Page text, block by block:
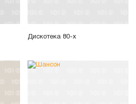
Дискотека 80-х